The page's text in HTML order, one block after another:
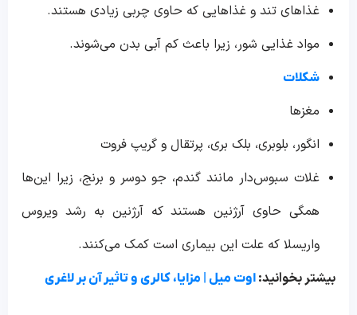
غذاهای تند و غذاهایی که حاوی چربی زیادی هستند.
مواد غذایی شور، زیرا باعث کم آبی بدن می‌شوند.
شکلات
مغزها
انگور، بلوبری، بلک بری، پرتقال و گریپ فروت
غلات سبوس‌دار مانند گندم، جو دوسر و برنج، زیرا این‌ها
همگی حاوی آرژنین هستند که آرژنین به رشد ویروس
واریسلا که علت این بیماری است کمک می‌کنند.
بیشتر بخوانید: اوت میل | مزایا، کالری و تاثیر آن بر لاغری